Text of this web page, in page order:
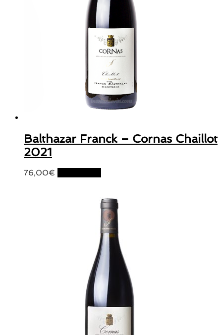
Balthazar Franck – Cornas Chaillot
2021
76,00€